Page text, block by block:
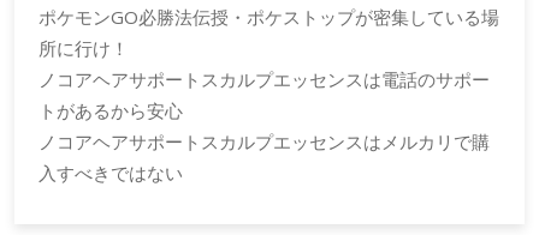
ポケモンGO必勝法伝授・ポケストップが密集している場
所に行け！
ノコアヘアサポートスカルプエッセンスは電話のサポー
トがあるから安心
ノコアヘアサポートスカルプエッセンスはメルカリで購
入すべきではない